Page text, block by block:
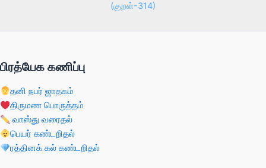
(குறள்-314)
பிரத்யேக கணிப்பு
தனி நபர் ஜாதகம்
திருமண பொருத்தம்
வாஸ்து வரைதல்
பெயர் கண்டறிதல்
ரத்தினக் கல் கண்டறிதல்